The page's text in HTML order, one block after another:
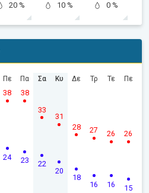
20 %
10 %
0 %
Πε
24
38
Πα
23
38
Σα
22
33
Κυ
20
31
Δε
18
28
Τρ
16
27
Τε
16
26
Πε
15
26